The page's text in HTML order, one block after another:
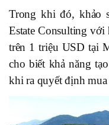
Trong khi đó, khảo
Estate Consulting với
trên 1 triệu USD tại
cho biết khả năng
khi ra quyết định mua